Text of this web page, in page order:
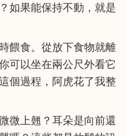
如果能保持不動，就是
餵食。從放下食物就離
可以坐在兩公尺外看它
個過程，阿虎花了我整
微上翹？耳朵是向前還